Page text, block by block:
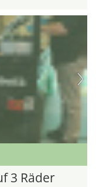
3 Räder